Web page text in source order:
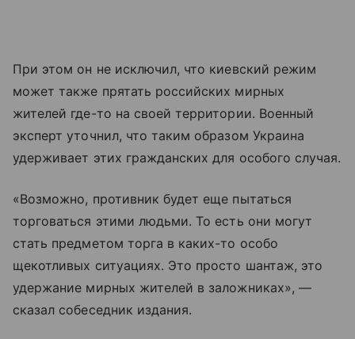
При этом он не исключил, что киевский режим
может также прятать российских мирных
жителей где-то на своей территории. Военный
эксперт уточнил, что таким образом Украина
удерживает этих гражданских для особого случая.
«Возможно, противник будет еще пытаться
торговаться этими людьми. То есть они могут
стать предметом торга в каких-то особо
щекотливых ситуациях. Это просто шантаж, это
удержание мирных жителей в заложниках», —
сказал собеседник издания.